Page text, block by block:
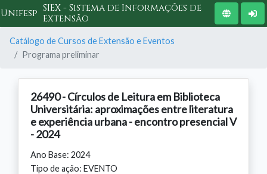
Unifesp SIEX - Sistema de Informações de
Extensão
Catálogo de Cursos de Extensão e Eventos
Programa preliminar
26490 - Círculos de Leitura em Biblioteca
Universitária: aproximações entre literatura
e experiência urbana - encontro presencial V
- 2024
Ano Base: 2024
Tipo de ação: EVENTO